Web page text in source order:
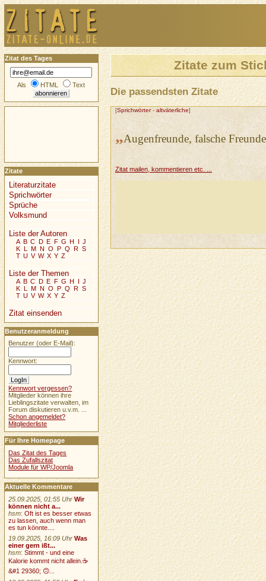
Zitate zum
Die passendsten Zitate
[Sprichwörter- altväterliche]
„Augenfreunde, falsche
Zitat mailen, kommentieren etc. ...
Zitat des Tages
Als HTML Text
Zitate
Literaturzitate
Sprichwörter
Sprüche
Volksmund
Liste der Autoren
A B C D E F G H I J
K L M N O P Q R S
T U V W X Y Z
Liste der Themen
A B C D E F G H I J
K L M N O P Q R S
T U V W X Y Z
Zitat einsenden
Benutzeranmeldung
Benutzer (oder E-Mail):
Kennwort:
Kennwort vergessen?
Mitglieder können ihre
Lieblingszitate verwalten, im
Forum diskutieren u.v.m. ...
Schon angemeldet?
Mitgliederliste
Für Ihre Homepage
Das Zitat des Tages
Das Zufallszitat
Module für WP/Joomla
Aktuelle Kommentare
25.09.2025, 01:55 Uhr Wir
können nicht a...
hsm:Oft ist es besser etwas
zu lassen, auch wenn man
es tun könnte....
19.09.2025, 16:09 Uhr Was
einer gern ißt...
hsm:Stimmt - und eine
Kalorie kommt nicht allein.☕
&#1 29360; 🙃...